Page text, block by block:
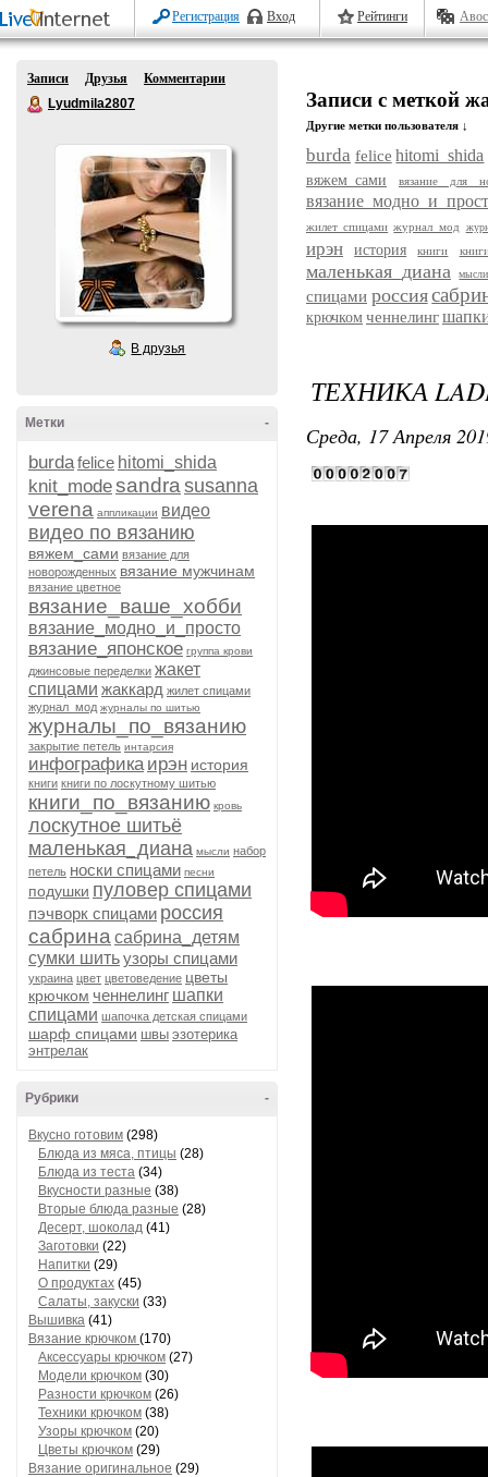
Регистрация Вход Рейтинги
Записи Друзья
Комментарии
Lyudmila2807
В друзья
-
Метки
burdafelice hitomi_shida
knit_modesandra susanna
verena аппликации видео
видео по вязанию
вяжем_сами вязание для
новорожденных вязание мужчинам
вязание цветное
вязание_ваше_хобби
вязание_модно_и_просто
вязание_японское группа крови
джинсовые переделки жакет
спицами жаккард жилет спицами
журнал_мод журналы по шитью
журналы_по_вязанию
закрытие петель интарсия
инфографика ирэн история
книги книги по лоскутному шитью
книги_по_вязанию кровь
лоскутное шитьё
маленькая_диана мысли набор
петель носки спицами песни
подушки пуловер спицами
пэчворк спицами россия
сабрина сабрина_детям
сумки шитьузоры спицами
украина цвет цветоведение цветы
крючком ченнелинг шапки
спицами шапочка детская спицами
шарф спицами швы эзотерика
энтрелак
-
Рубрики
Вкусно готовим (298)
Блюда из мяса, птицы (28)
Блюда из теста (34)
Вкусности разные (38)
Вторые блюда разные (28)
Десерт, шоколад (41)
Заготовки (22)
Напитки (29)
О продуктах (45)
Салаты, закуски (33)
Вышивка (41)
Вязание крючком (170)
Аксессуары крючком (27)
Модели крючком (30)
Разности крючком (26)
Техники крючком (38)
Узоры крючком (20)
Цветы крючком (29)
Вязание оригинальное (29)
Записи с меткой
Другие метки пользователя ↓
burda felice hitomi_shida
вяжем_сами вязание для
жилет спицами журнал_мод
ирэн история книги
маленькая_диана мысли
спицами россия
крючком ченнелинг
ТЕХНИКА
Среда, 17 Апреля